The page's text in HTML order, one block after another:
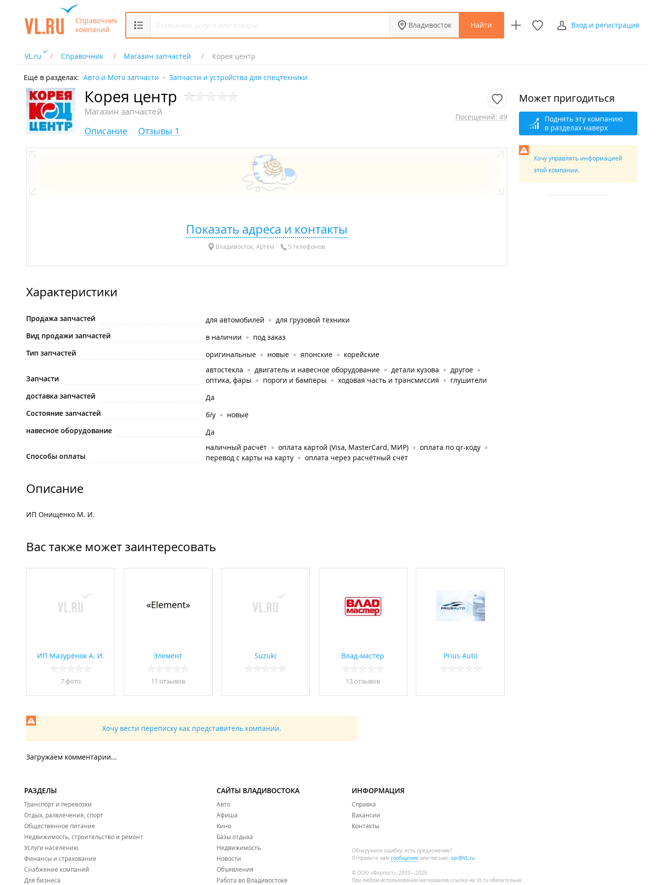
Справочник
компаний
Владивосток Найти Вход и регистрация
VL.ru Справочник Магазин запчастей Корея центр
Ещё в разделах: Авто и Мото запчасти Запчасти и устройства для спецтехники
Корея центр
Магазин запчастей Посещений: 49
Описание Отзывы 1
Показать адреса и контакты
Владивосток, Артём 5 телефонов
Характеристики
Продажа запчастей для автомобилей
для грузовой техники
Вид продажи запчастей
в наличии
под заказ
Тип запчастей
оригинальные новые японские корейские
Запчасти
автостекла двигатель и навесное оборудование детали кузова
другое
оптика, фары
пороги и бамперы ходовая часть и трансмиссия
глушители
доставка запчастей
Да
Состояние запчастей
б/у
новые
навесное оборудование
Да
Способы оплаты
наличный расчёт оплата картой (Visa, MasterCard, МИР)
оплата по qr-коду
перевод с карты на карту
оплата через расчётный счёт
Описание
ИП Онищенко М. И.
Вас также может заинтересовать
ИП Мазурёнок А. И.
7 фото
Элемент
11 отзывов
Suzuki Влад-мастер
13 отзывов
Prius Auto
Хочу вести переписку как представитель компании.
Загружаем комментарии...
Может пригодиться
Поднять эту компанию
в разделах наверх
Хочу управлять информацией
этой компании.
РАЗДЕЛЫ
Транспорт и перевозки
Отдых, развлечения, спорт
Общественное питание
Недвижимость, строительство и ремонт
Услуги населению
Финансы и страхование
Снабжение компаний
Для бизнеса
САЙТЫ ВЛАДИВОСТОКА
Авто
Афиша
Кино
Базы отдыха
Недвижимость
Новости
Объявления
Работа во Владивостоке
ИНФОРМАЦИЯ
Справка
Вакансии
Контакты
Обнаружили ошибку, есть предложения?
Отправьте нам сообщение или письмо: spr@VL.ru
© ООО «Фарпост», 2003—2026
При любом использовании материалов ссылка на VL.ru обязательна.